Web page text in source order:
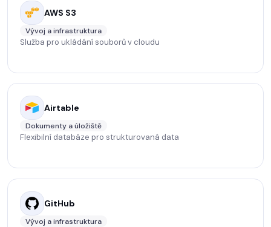
AWS S3
Vývoj a infrastruktura
Služba pro ukládání souborů v cloudu
Airtable
Dokumenty a úložiště
Flexibilní databáze pro strukturovaná data
GitHub
Vývoj a infrastruktura